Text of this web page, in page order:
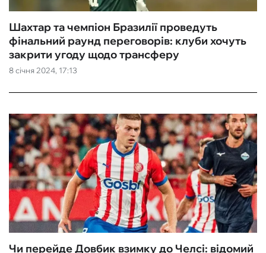
8 січня 2024, 17:13
Шахтар та чемпіон Бразилії проведуть
фінальний раунд переговорів: клуби хочуть
закрити угоду щодо трансферу
Чи перейде Довбик взимку до Челсі: відомий